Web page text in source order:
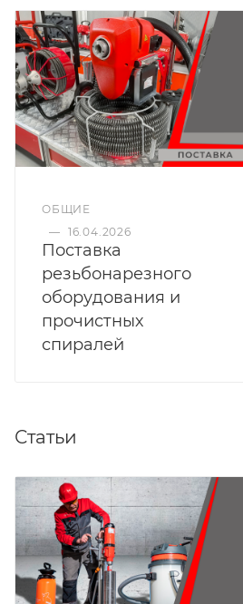
продолжительным сроком
ОБЩИЕ
— 16.04.2026
Поставка
резьбонарезного
оборудования и
прочистных
спиралей
Статьи